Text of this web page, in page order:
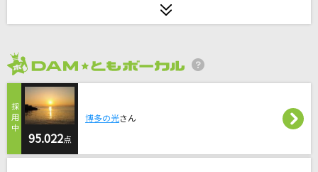
ヒカリヘ
七海うらら
[生音]promise
95.022点
博多の光さん